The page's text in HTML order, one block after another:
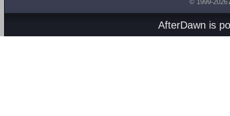
© 1999-2026
AfterDawn is